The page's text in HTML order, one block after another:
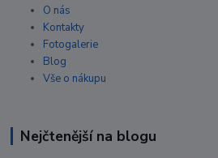
O nás
Kontakty
Fotogalerie
Blog
Vše o nákupu
Nejčtenější na blogu